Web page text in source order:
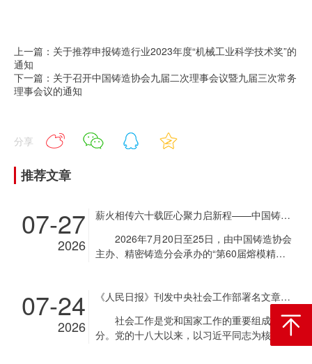
上一篇：关于推荐申报铸造行业2023年度“机械工业科学技术奖”的
通知
下一篇：关于召开中国铸造协会九届二次理事会议暨九届三次常务
理事会议的通知
分享
推荐文章
薪火相传六十载匠心聚力启新程——中国铸造协会第60届熔模精密铸造生产技术高级研修班在京成功举办
07-27
2026
2026年7月20日至25日，由中国铸造协会
主办、精密铸造分会承办的“第60届熔模精密
行业技术骨干与管理人员参加了为期六天的研
修学习。本次研修班以“铸梦十五五，强基启
新程”为主题，旨在积极应对精铸行业专业人
才供给不足的挑战，提升熔模铸件结构轻量化
《人民日报》刊发中央社会工作部署名文章《推动新时代社会工作高质量发展 坚定不移走中国特色社会主义社会治理之路》
07-24
2026
社会工作是党和国家工作的重要组成部
分。党的十八大以来，以习近平同志为核心的
党中央把社会工作摆在治国理政重要位置，作
返回顶